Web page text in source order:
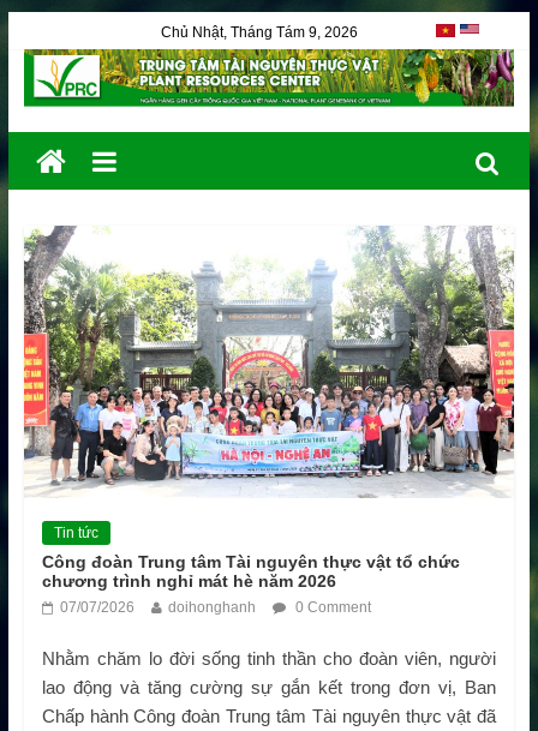
Chủ Nhật, Tháng Tám 9, 2026
Tin tức
Công đoàn Trung tâm Tài nguyên thực vật tổ chức
chương trình nghỉ mát hè năm 2026
07/07/2026 doihonghanh 0 Comment
Nhằm chăm lo đời sống tinh thần cho đoàn viên, người
lao động và tăng cường sự gắn kết trong đơn vị, Ban
Chấp hành Công đoàn Trung tâm Tài nguyên thực vật đã